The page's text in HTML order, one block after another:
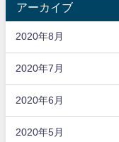
アーカイブ
2020年8月
2020年7月
2020年6月
2020年5月